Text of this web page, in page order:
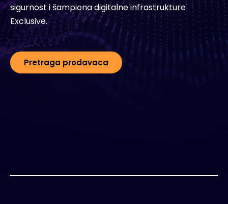
Kontakt
sigurnost i šampiona digitalne infrastrukture
Exclusive.
Pretraga prodavaca